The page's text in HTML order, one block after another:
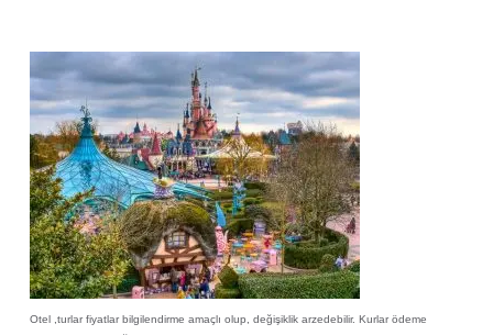
Otel ,turlar fiyatlar bilgilendirme amaçlı olup, değişiklik arzedebilir. Kurlar ödeme